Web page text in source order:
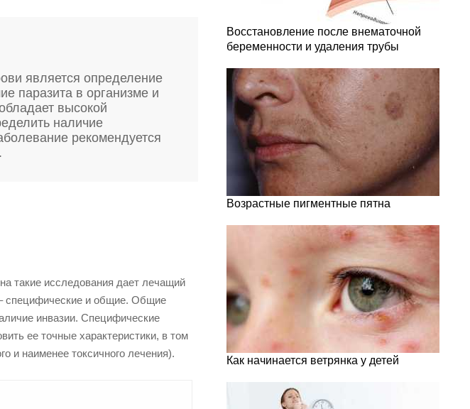
является определение
паразита в организме и
высокой
наличие
рекомендуется
такие исследования дает лечащий
специфические и общие. Общие
инвазии. Специфические
ее точные характеристики, в том
и наименее токсичного лечения).
Восстановление после внематочной
беременности и удаления трубы
Возрастные пигментные пятна
Как начинается ветрянка у детей